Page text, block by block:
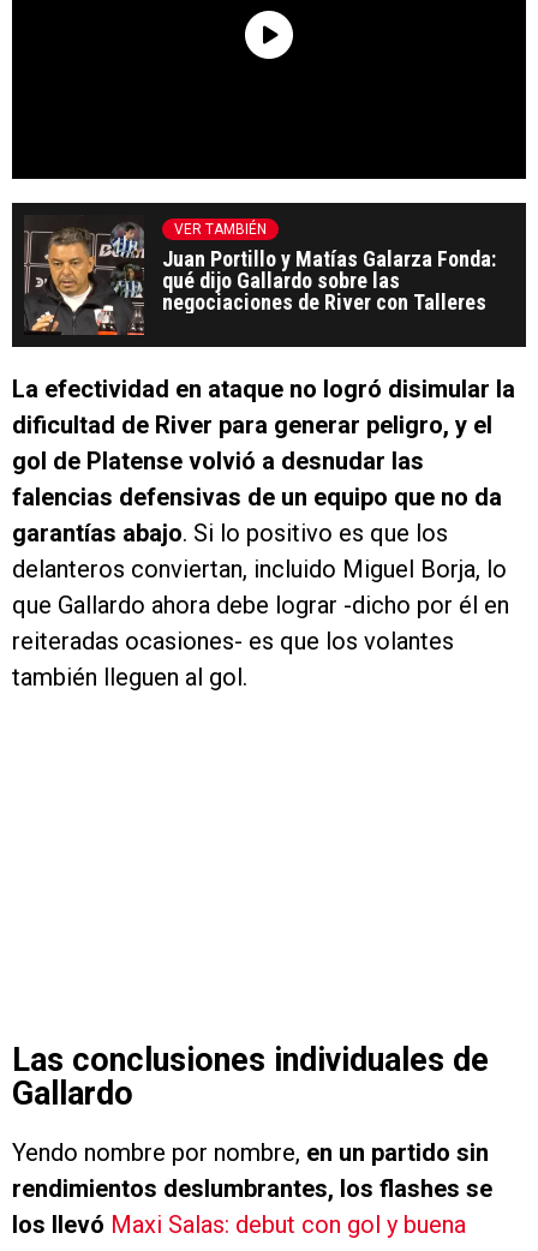
VER TAMBIÉN
Juan Portillo y Matías Galarza Fonda:
qué dijo Gallardo sobre las
negociaciones de River con Talleres
La efectividad en ataque no logró disimular la
dificultad de River para generar peligro, y el
gol de Platense volvió a desnudar las
falencias defensivas de un equipo que no da
garantías abajo. Si lo positivo es que los
delanteros conviertan, incluido Miguel Borja, lo
que Gallardo ahora debe lograr -dicho por él en
reiteradas ocasiones- es que los volantes
también lleguen al gol.
Las conclusiones individuales de
Gallardo
Yendo nombre por nombre, en un partido sin
rendimientos deslumbrantes, los flashes se
los llevó Maxi Salas: debut con gol y buena